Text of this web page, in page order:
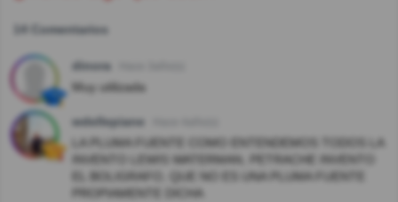
14 Comentarios
dinora
Muy utilizada
wdellepiane
LA PLUMA FUENTE COMO ENTENDEMOS TODOS LA
INVENTO LEWIS WATERMAN, PETRACHE INVENTO
EL BOLIGRAFO, QUE NO ES UNA PLUMA FUENTE
PROPIAMENTE DICHA